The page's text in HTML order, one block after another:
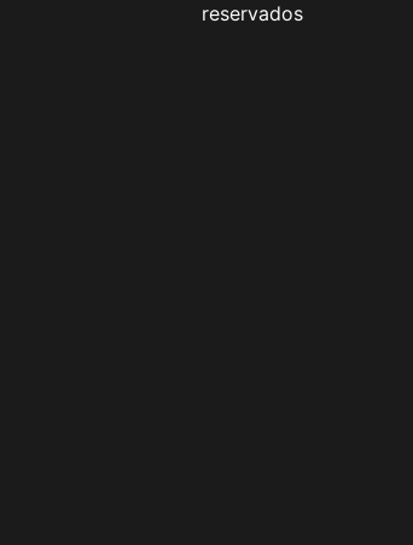
reservados